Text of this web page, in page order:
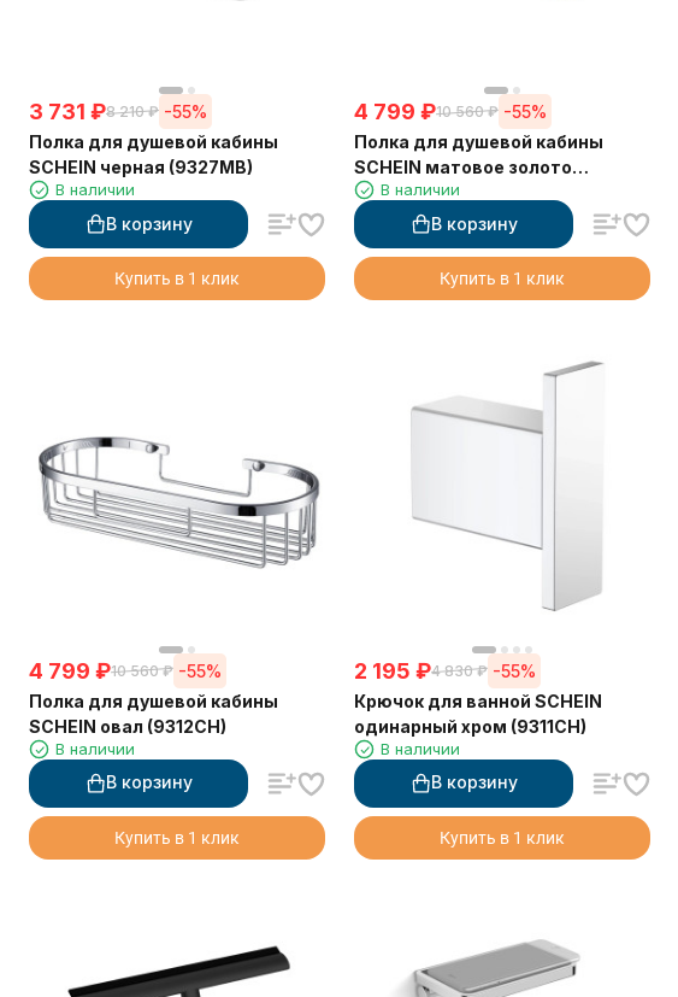
3 731 ₽8 210 ₽ -55%
Полка для душевой кабины
SCHEIN черная (9327MB)
В наличии
В корзину
Купить в 1 клик
4 799 ₽10 560 ₽ -55%
Полка для душевой кабины
SCHEIN матовое золото
(9327BG)
В наличии
В корзину
Купить в 1 клик
4 799 ₽10 560 ₽ -55%
Полка для душевой кабины
SCHEIN овал (9312CH)
В наличии
В корзину
Купить в 1 клик
2 195 ₽4 830 ₽ -55%
Крючок для ванной SCHEIN
одинарный хром (9311CH)
В наличии
В корзину
Купить в 1 клик